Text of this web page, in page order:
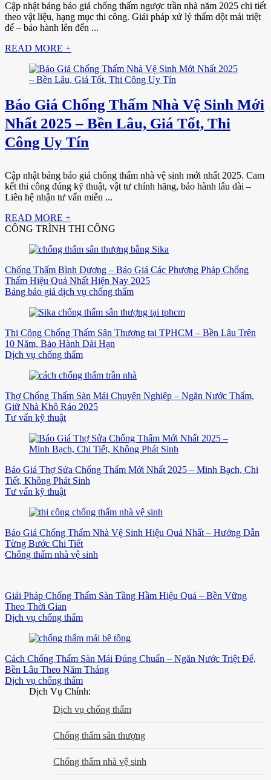
Cập nhật bảng báo giá chống thấm ngược trần nhà năm 2025 chi tiết
theo vật liệu, hạng mục thi công. Giải pháp xử lý thấm dột mái triệt
để – bảo hành lên đến ...
READ MORE +
Báo Giá Chống Thấm Nhà Vệ Sinh Mới
Nhất 2025 – Bền Lâu, Giá Tốt, Thi
Công Uy Tín
Cập nhật bảng báo giá chống thấm nhà vệ sinh mới nhất 2025. Cam
kết thi công đúng kỹ thuật, vật tư chính hãng, bảo hành lâu dài –
Liên hệ nhận tư vấn miễn ...
READ MORE +
CÔNG TRÌNH THI CÔNG
Chống Thấm Bình Dương – Báo Giá Các Phương Pháp Chống
Thấm Hiệu Quả Nhất Hiện Nay 2025
Bảng báo giá dịch vụ chống thấm
Thi Công Chống Thấm Sân Thượng tại TPHCM – Bền Lâu Trên
10 Năm, Bảo Hành Dài Hạn
Dịch vụ chống thấm
Thợ Chống Thấm Sàn Mái Chuyên Nghiệp – Ngăn Nước Thấm,
Giữ Nhà Khô Ráo 2025
Tư vấn kỹ thuật
Báo Giá Thợ Sửa Chống Thấm Mới Nhất 2025 – Minh Bạch, Chi
Tiết, Không Phát Sinh
Tư vấn kỹ thuật
Báo Giá Chống Thấm Nhà Vệ Sinh Hiệu Quả Nhất – Hướng Dẫn
Từng Bước Chi Tiết
Chống thấm nhà vệ sinh
Giải Pháp Chống Thấm Sàn Tầng Hầm Hiệu Quả – Bền Vững
Theo Thời Gian
Dịch vụ chống thấm
Cách Chống Thấm Sàn Mái Đúng Chuẩn – Ngăn Nước Triệt Để,
Bền Lâu Theo Năm Tháng
Dịch vụ chống thấm
Dịch Vụ Chính:
Dịch vụ chống thấm
Chống thấm sân thượng
Chống thấm nhà vệ sinh